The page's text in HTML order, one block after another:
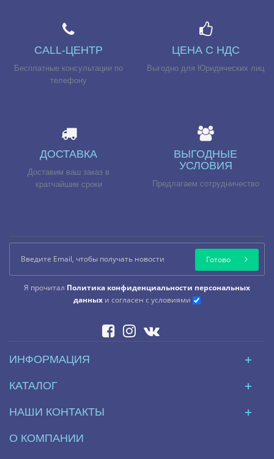
CALL-ЦЕНТР
Бесплатные консультации по
телефону
ЦЕНА С НДС
Выгодно для Юридических лиц
ДОСТАВКА
Доставим ваш заказ в
кратчайшие сроки
ВЫГОДНЫЕ
УСЛОВИЯ
Предлагаем сотрудничество
Я прочитал Политика конфиденциальности персональных
данных и согласен с условиями
Готово
ИНФОРМАЦИЯ
КАТАЛОГ
НАШИ КОНТАКТЫ
О КОМПАНИИ